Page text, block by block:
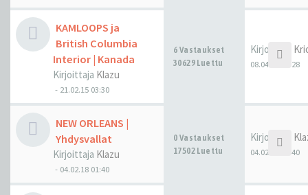
KAMLOOPS ja
British Columbia
Interior | Kanada
Kirjoittaja Klazu
- 21.02.15 03:30
6 Vastaukset
30629 Luettu
Kirjoittaja
08.04.18 12:28
NEW ORLEANS |
Yhdysvallat
Kirjoittaja Klazu
- 04.02.18 01:40
0 Vastaukset
17502 Luettu
Kirjoittaja
04.02.18 01:40